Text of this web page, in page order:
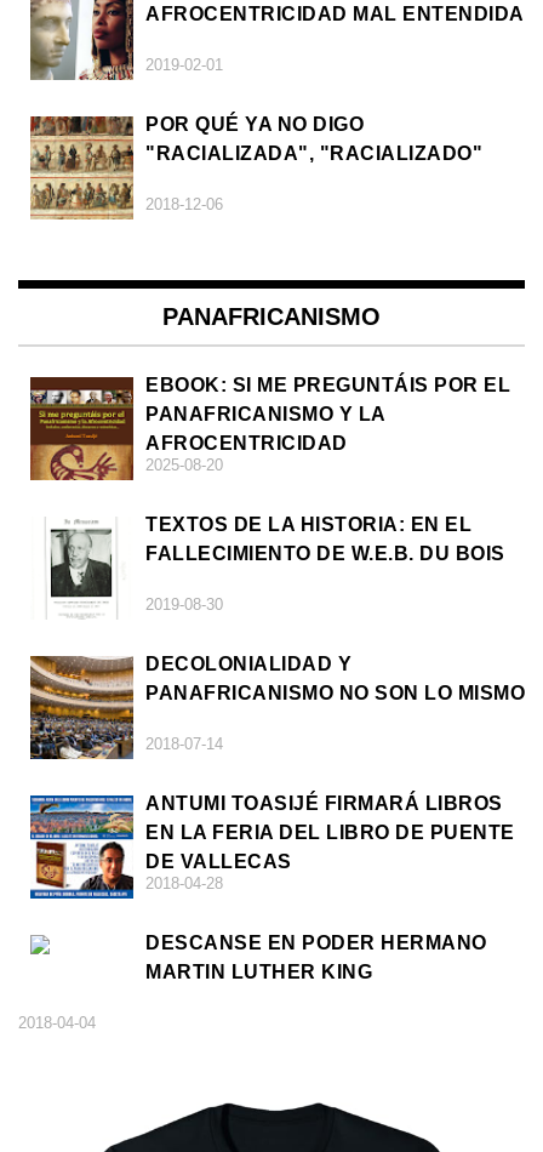
AFROCENTRICIDAD MAL ENTENDIDA
2019-02-01
POR QUÉ YA NO DIGO
"RACIALIZADA", "RACIALIZADO"
2018-12-06
PANAFRICANISMO
EBOOK: SI ME PREGUNTÁIS POR EL
PANAFRICANISMO Y LA
AFROCENTRICIDAD
2025-08-20
TEXTOS DE LA HISTORIA: EN EL
FALLECIMIENTO DE W.E.B. DU BOIS
2019-08-30
DECOLONIALIDAD Y
PANAFRICANISMO NO SON LO MISMO
2018-07-14
ANTUMI TOASIJÉ FIRMARÁ LIBROS
EN LA FERIA DEL LIBRO DE PUENTE
DE VALLECAS
2018-04-28
DESCANSE EN PODER HERMANO
MARTIN LUTHER KING
2018-04-04